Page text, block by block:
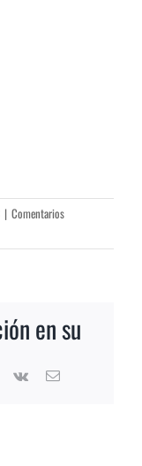
| Comentarios
en su
Pinterest
Vk Email